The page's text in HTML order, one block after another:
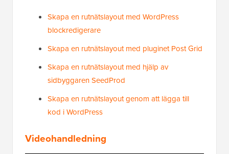
Skapa en rutnätslayout med WordPress
blockredigerare
Skapa en rutnätslayout med pluginet Post Grid
Skapa en rutnätslayout med hjälp av
sidbyggaren SeedProd
Skapa en rutnätslayout genom att lägga till
kod i WordPress
Videohandledning